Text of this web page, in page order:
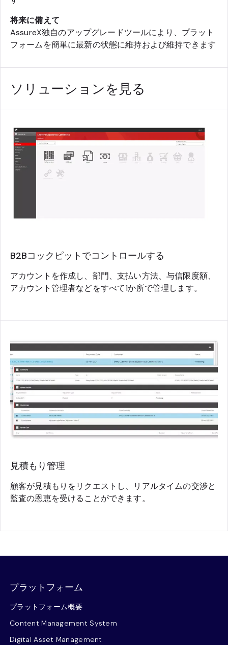
将来に備えて
AssureX独自のアップグレードツールにより、プラット
フォームを簡単に最新の状態に維持および維持できます
ソリューションを見る
B2Bコックピットでコントロールする
アカウントを作成し、部門、支払い方法、与信限度額、
アカウント管理者などをすべて1か所で管理します。
見積もり管理
顧客が見積もりをリクエストし、リアルタイムの交渉と
監査の恩恵を受けることができます。
プラットフォーム
プラットフォーム概要
Content Management System
Digital Asset Management